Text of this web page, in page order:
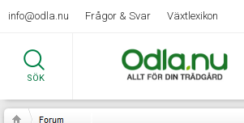
info@odla.nu Frågor & Svar Växtlexikon
SÖK